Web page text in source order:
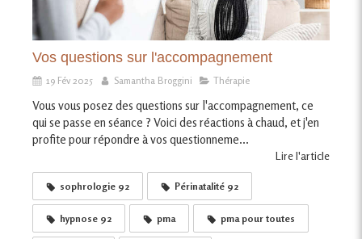
Vos questions sur l'accompagnement
19 Fév 2025 Samantha Broggini Thérapie
Vous vous posez des questions sur l'accompagnement, ce
qui se passe en séance ? Voici des réactions à chaud, et j'en
profite pour répondre à vos questionneme...
Lire l'article
sophrologie 92 Périnatalité 92
hypnose 92 pma pma pour toutes